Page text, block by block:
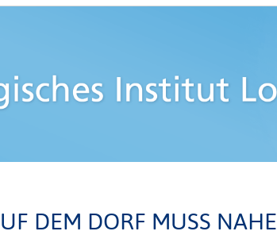
DEM DORF MUSS